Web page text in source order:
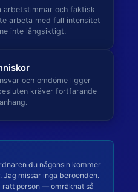
arbetstimmar och faktisk
arbeta med full intensitet
inte långsiktigt.
och omdöme ligger
kräver fortfarande
du någonsin kommer
Jag missar inga beroenden.
person — omräknat så